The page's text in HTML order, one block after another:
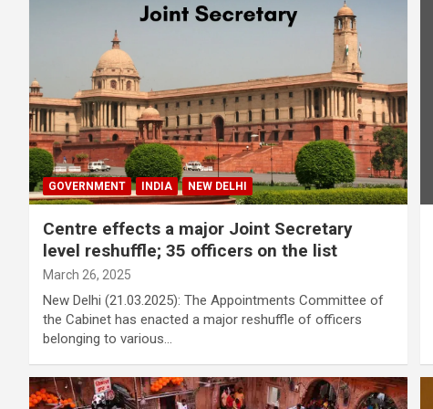
GOVERNMENT INDIA NEW DELHI
Centre effects a major Joint Secretary
level reshuffle; 35 officers on the list
March 26, 2025
New Delhi (21.03.2025): The Appointments Committee of
the Cabinet has enacted a major reshuffle of officers
belonging to various…